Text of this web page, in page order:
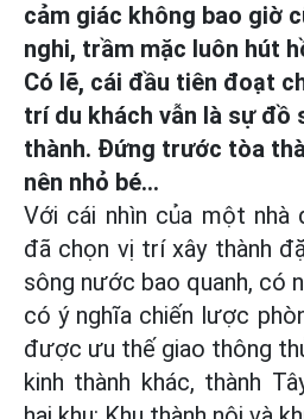
cảm giác không bao giờ
nghi, trầm mặc luôn hút
Có lẽ, cái đầu tiên đoạt
trí du khách vẫn là sự đồ
thành. Đứng trước tòa
nên nhỏ bé...
Với cái nhìn của một nhà
đã chọn vị trí xây thành
sông nước bao quanh, có
có ý nghĩa chiến lược
được ưu thế giao thông
kinh thành khác, thành